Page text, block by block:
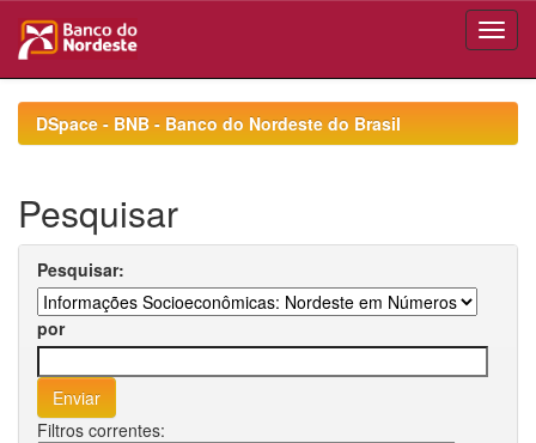
navigationDSpace - BNB - Banco do Nordeste do Brasil
Pesquisar
Pesquisar:
por
Filtros correntes: